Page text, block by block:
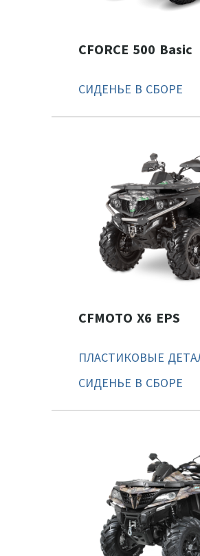
CFORCE 500 Basic
СИДЕНЬЕ В СБОРЕ
CFMOTO X6 EPS
ПЛАСТИКОВЫЕ
СИДЕНЬЕ В СБОРЕ